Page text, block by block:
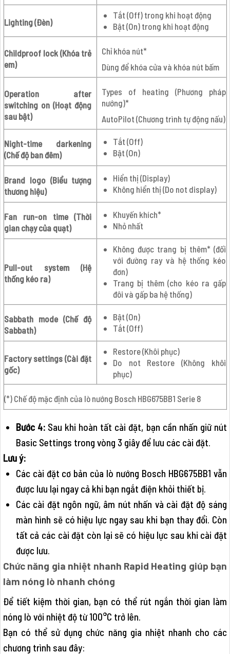
Lighting (Đèn)
Tắt (Off) trong khi hoạt động
Bật (On) trong khi hoạt động
Childproof lock (Khóa trẻ
em)
Chỉ khóa nút*
Dùng để khóa cửa và khóa nút bấm
Operation after
switching on (Hoạt động
sau bật)
Types of heating (Phương pháp
nướng)*
AutoPilot (Chương trình tự động nấu)
Night-time darkening
(Chế độ ban đêm)
Tắt (Off)
Bật (On)
Brand logo (Biểu tượng
thương hiệu)
Hiển thị (Display)
Không hiển thị (Do not display)
Fan run-on time (Thời
gian chạy của quạt)
Khuyến khích*
Nhỏ nhất
Pull-out system (Hệ
thống kéo ra)
Không được trang bị thêm* (đối
với đường ray và hệ thống kéo
đơn)
Trang bị thêm (cho kéo ra gấp
đôi và gấp ba hệ thống)
Sabbath mode (Chế độ
Sabbath)
Bật (On)
Tắt (Off)
Factory settings (Cài đặt
gốc)
Restore (Khôi phục)
Do not Restore (Không khôi
phục)
(*) Chế độ mặc định của lò nướng Bosch HBG675BB1 Serie 8
Bước 4:Sau khi hoàn tất cài đặt, bạn cần nhấn giữ nút
Basic Settings trong vòng 3 giây để lưu các cài đặt.
Lưu ý:
Các cài đặt cơ bản của lò nướng Bosch HBG675BB1 vẫn
được lưu lại ngay cả khi bạn ngắt điện khỏi thiết bị.
Các cài đặt ngôn ngữ, âm nút nhấn và cài đặt độ sáng
màn hình sẽ có hiệu lực ngay sau khi bạn thay đổi. Còn
tất cả các cài đặt còn lại sẽ có hiệu lực sau khi cài đặt
được lưu.
Chức năng gia nhiệt nhanh Rapid Heating giúp bạn
làm nóng lò nhanh chóng
Để tiết kiệm thời gian, bạn có thể rút ngắn thời gian làm
nóng lò với nhiệt độ từ 100°C trở lên.
Bạn có thể sử dụng chức năng gia nhiệt nhanh cho các
chương trình sau đây: